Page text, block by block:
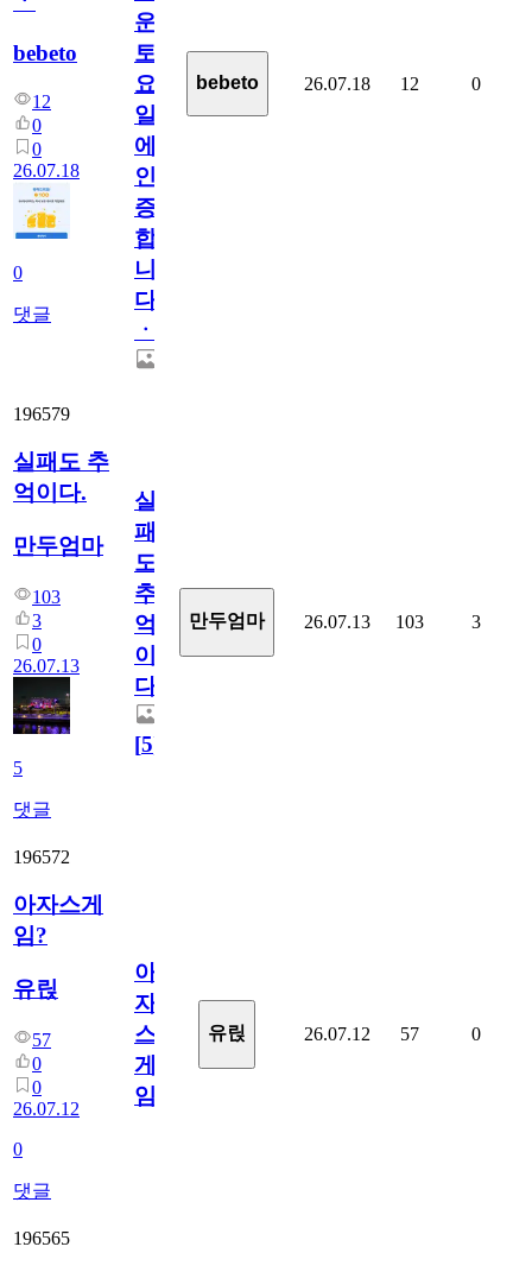
bebeto
12
0
0
26.07.18
0
댓글
운
토
요
일
에
인
증
합
니
다
ㆍ
bebeto 26.07.18 12 0
196579
실패도 추
억이다.
만두엄마
103
3
0
26.07.13
5
댓글
실
패
도
추
억
이
다.
[5]
만두엄마 26.07.13 103 3
196572
아자스게
임?
유릱
57
0
0
26.07.12
0
댓글
아
자
스
게
임?
유릱 26.07.12 57 0
196565